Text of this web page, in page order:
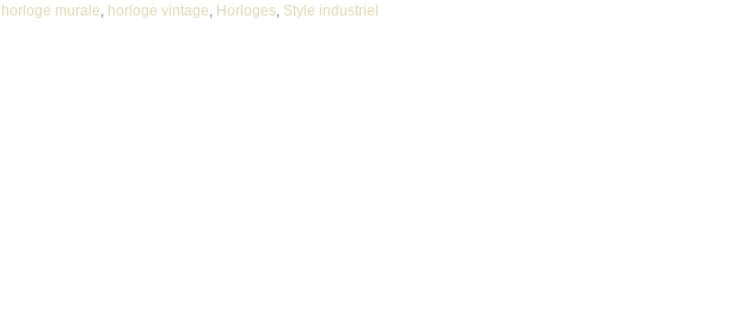
horloge murale
horloge vintage Horloges Style industriel